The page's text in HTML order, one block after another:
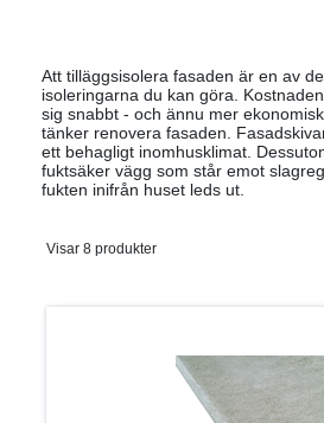
Att tilläggsisolera fasaden är en av
isoleringarna du kan göra.
sig snabbt - och ännu mer
tänker renovera fasaden.
ett behagligt inomhusklimat.
fuktsäker vägg som står emot
fukten inifrån huset leds ut.
Visar 8 produkter